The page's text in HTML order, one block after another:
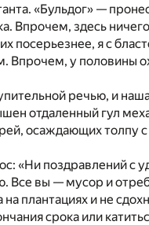
«Бульдог» —
Впрочем, здесь
посерьезнее, я с
Впрочем, у половины
речью, и
отдаленный гул
осаждающих толпу
«Ни поздравлений с
Все вы — мусор и
плантациях и не
срока или